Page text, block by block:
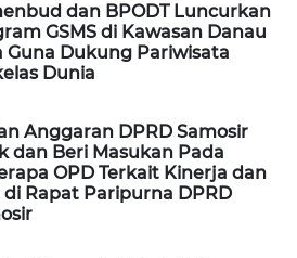
dan BPODT Luncurkan
GSMS di Kawasan Danau
Guna Dukung Pariwisata
Dunia
Anggaran DPRD Samosir
dan Beri Masukan Pada
OPD Terkait Kinerja dan
di Rapat Paripurna DPRD